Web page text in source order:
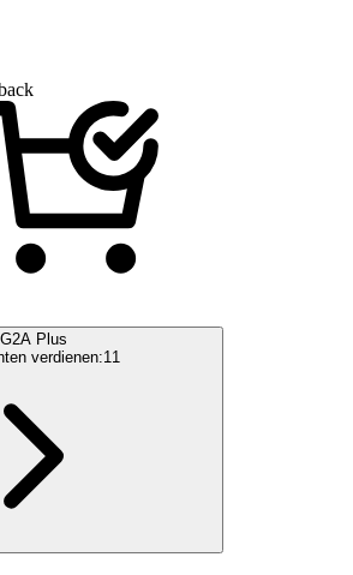
G2A Plus
verdienen:11